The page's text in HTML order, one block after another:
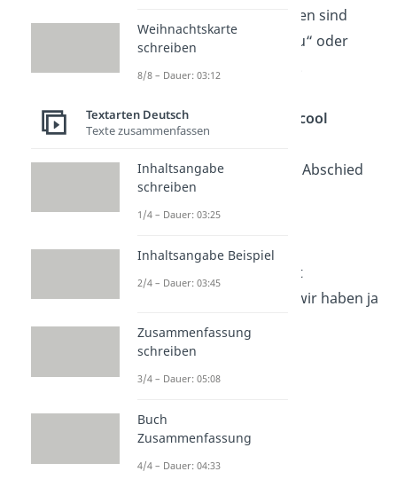
Andere Möglichkeiten sind
„Arrivederci“, „Adieu“ oder
Wie kann man sich cool
Coole Sprüche
zum Abschied
sind zum Beispiel:
Tschö mit Ö
Ciao Kakako
Mach’s gut Knut
Man sieht sich, wir haben ja
Augen
Adios Amigos
Weihnachtskarte
schreiben
8/8 – Dauer: 03:12
Textarten Deutsch
Texte zusammenfassen
Inhaltsangabe
schreiben
1/4 – Dauer: 03:25
Inhaltsangabe Beispiel
2/4 – Dauer: 03:45
Zusammenfassung
schreiben
3/4 – Dauer: 05:08
Buch
Zusammenfassung
4/4 – Dauer: 04:33